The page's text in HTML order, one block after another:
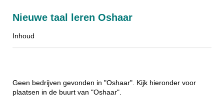
Nieuwe taal leren Oshaar
Inhoud
Geen bedrijven gevonden in "Oshaar". Kijk hieronder voor
plaatsen in de buurt van "Oshaar".